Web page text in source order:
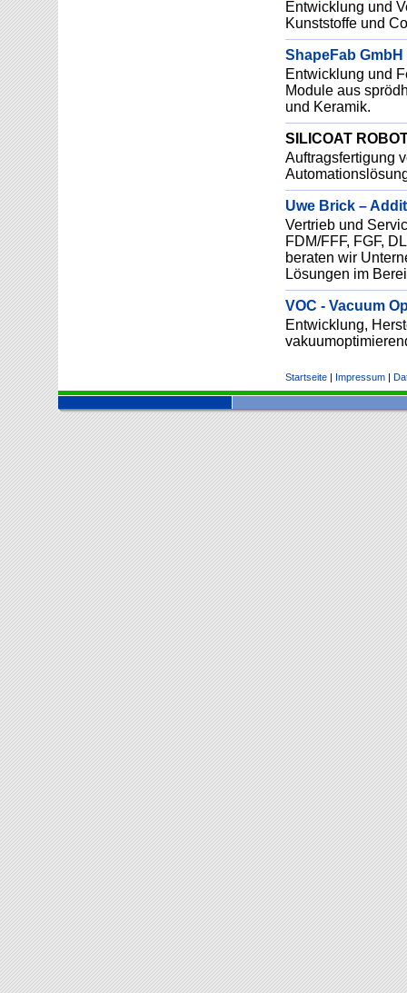
Entwicklung und
Kunststoffe und
ShapeFab
Entwicklung und
Module aus
und Keramik.
SILICOAT
Auftragsfertigung
Uwe Brick –
Vertrieb und
FDM/FFF, FGF,
beraten wir
Lösungen im
VOC - Vacuum
Entwicklung,
Startseite| Impressum|